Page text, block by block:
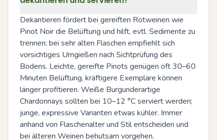
Dekantieren fördert bei gereiften Rotweinen wie
Pinot Noir die Belüftung und hilft, evtl. Sedimente zu
trennen; bei sehr alten Flaschen empfiehlt sich
vorsichtiges Umgießen nach Sichtprüfung des
Bodens. Leichte, gereifte Pinots genügen oft 30–60
Minuten Belüftung, kräftigere Exemplare können
länger profitieren. Weiße Burgunderartige
Chardonnays sollten bei 10–12 °C serviert werden;
junge, expressive Varianten etwas kühler. Immer
anhand von Flaschenalter und Stil entscheiden und
bei älteren Weinen behutsam vorgehen.